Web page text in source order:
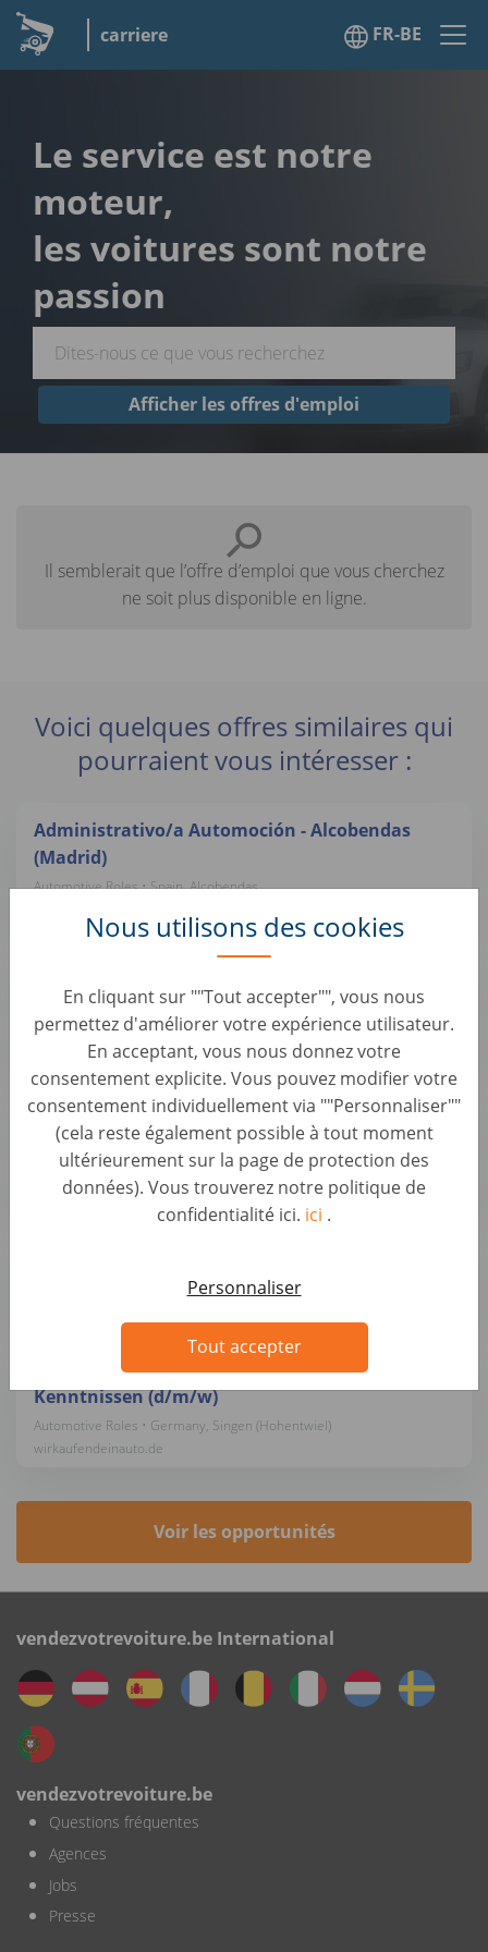
carriere FR-BE
Nous utilisons des cookies
En cliquant sur ""Tout accepter"", vous nous
permettez d'améliorer votre expérience utilisateur.
En acceptant, vous nous donnez votre
consentement explicite. Vous pouvez modifier votre
consentement individuellement via ""Personnaliser""
(cela reste également possible à tout moment
ultérieurement sur la page de protection des
données). Vous trouverez notre politique de
confidentialité ici. ici .
Personnaliser
Tout accepter
Le service est notre
moteur,
les voitures sont notre
passion
Afficher les offres d'emploi
Il semblerait que l’offre d’emploi que vous cherchez
ne soit plus disponible en ligne.
Voici quelques offres similaires qui
pourraient vous intéresser :
Administrativo/a Automoción - Alcobendas
(Madrid)
Automotive Roles • Spain, Alcobendas
Alfragide (M/F/D)
Car Evaluation • Portugal, Alfragide
AUTO1 Group
Kundenberater Fahrzeugbewertung & Ankauf
(m/w/d)
Automotive Roles • Germany, Karlsruhe
wirkaufendeinauto.de
Automotive Roles • Germany, Neumünster
Bürokraft / Servicemitarbeiter mit KFZ-
Kenntnissen (d/m/w)
Automotive Roles • Germany, Singen (Hohentwiel)
wirkaufendeinauto.de
Voir les opportunités
vendezvotrevoiture.be International
vendezvotrevoiture.be
Questions fréquentes
Agences
Jobs
Presse